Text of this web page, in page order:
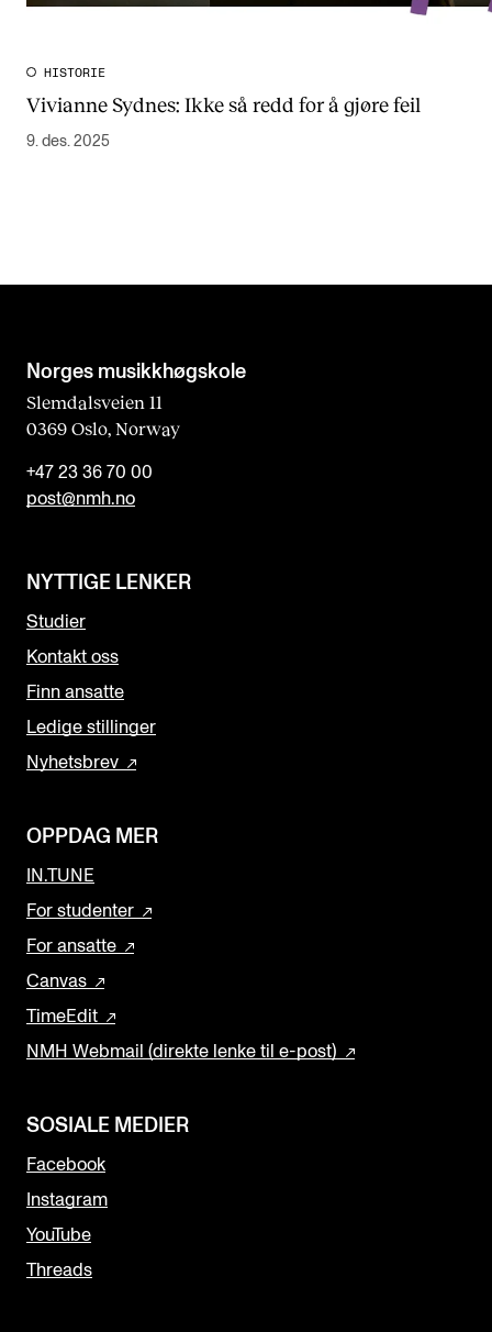
HISTORIE
Vivianne Sydnes: Ikke så redd for å gjøre feil
9. des. 2025
Norges musikk­høgskole
Slemdalsveien 11
0369 Oslo, Norway
+47 23 36 70 00
post@nmh.no
NYTTIGE LENKER
Studier
Kontakt oss
Finn ansatte
Ledige stillinger
Nyhetsbrev
OPPDAG MER
IN.TUNE
For studenter
For ansatte
Canvas
TimeEdit
NMH Webmail (direkte lenke til e-post)
SOSIALE MEDIER
Facebook
Instagram
YouTube
Threads